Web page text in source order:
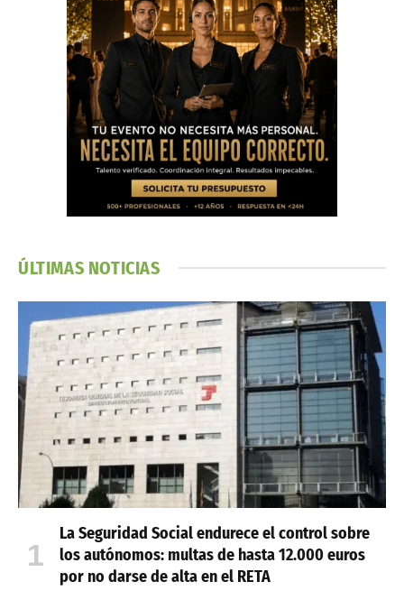
ÚLTIMAS NOTICIAS
La Seguridad Social endurece el control sobre
los autónomos: multas de hasta 12.000 euros
por no darse de alta en el RETA